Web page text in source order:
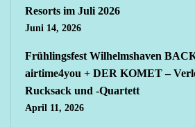
Resorts im Juli 2026
Juni 14, 2026
Frühlingsfest Wilhelmshaven
airtime4you + DER KOMET –
Rucksack und -Quartett
April 11, 2026